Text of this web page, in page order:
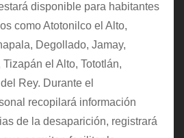
disponible para habitantes
como Atotonilco el Alto,
Degollado, Jamay,
el Alto, Tototlán,
Rey. Durante el
recopilará información
de la desaparición, registrará